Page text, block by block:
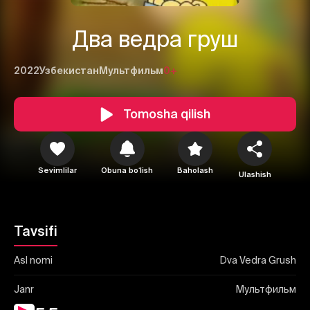
Два ведра груш
2022Узбекистан Мультфильм0+
Tomosha qilish
Sevimlilar Obuna boʻlish Baholash Ulashish
Tavsifi
Asl nomi Dva Vedra Grush
Janr Мультфильм
1 2 3
Yuborish
Bekor qilish Tizimga kirish